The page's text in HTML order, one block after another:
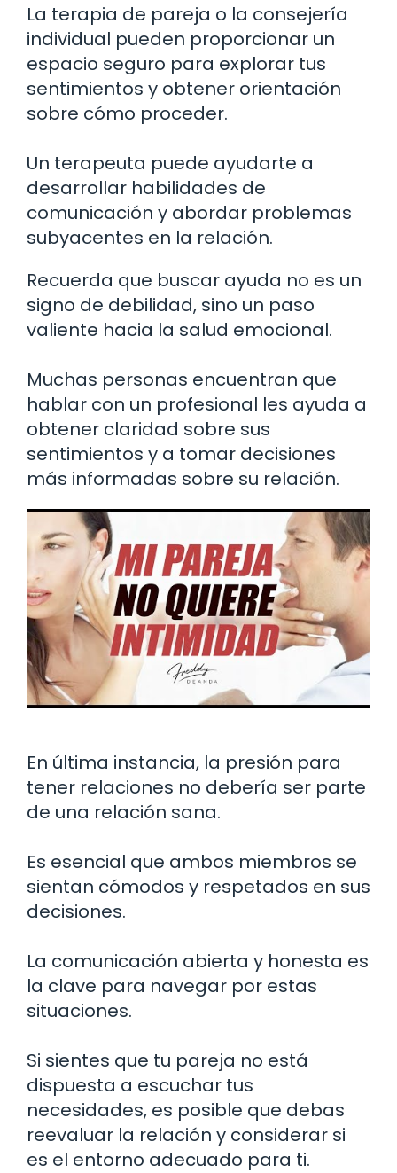
La terapia de pareja o la consejería
individual pueden proporcionar un
espacio seguro para explorar tus
sentimientos y obtener orientación
sobre cómo proceder.
Un terapeuta puede ayudarte a
desarrollar habilidades de
comunicación y abordar problemas
subyacentes en la relación.
Recuerda que buscar ayuda no es un
signo de debilidad, sino un paso
valiente hacia la salud emocional.
Muchas personas encuentran que
hablar con un profesional les ayuda a
obtener claridad sobre sus
sentimientos y a tomar decisiones
más informadas sobre su relación.
En última instancia, la presión para
tener relaciones no debería ser parte
de una relación sana.
Es esencial que ambos miembros se
sientan cómodos y respetados en sus
decisiones.
La comunicación abierta y honesta es
la clave para navegar por estas
situaciones.
Si sientes que tu pareja no está
dispuesta a escuchar tus
necesidades, es posible que debas
reevaluar la relación y considerar si
es el entorno adecuado para ti.